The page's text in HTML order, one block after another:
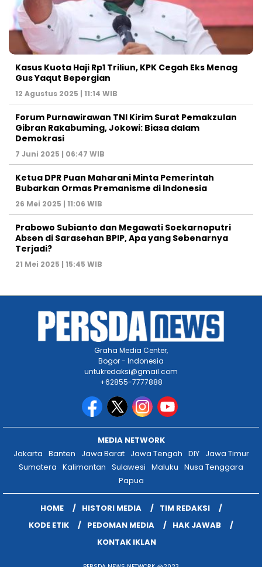
Kasus Kuota Haji Rp1 Triliun, KPK Cegah Eks Menag
Gus Yaqut Bepergian
12 Agustus 2025 | 11:14 WIB
Forum Purnawirawan TNI Kirim Surat Pemakzulan
Gibran Rakabuming, Jokowi: Biasa dalam
Demokrasi
7 Juni 2025 | 06:47 WIB
Ketua DPR Puan Maharani Minta Pemerintah
Bubarkan Ormas Premanisme di Indonesia
26 Mei 2025 | 11:06 WIB
Prabowo Subianto dan Megawati Soekarnoputri
Absen di Sarasehan BPIP, Apa yang Sebenarnya
Terjadi?
21 Mei 2025 | 15:45 WIB
Graha Media Center,
Bogor - Indonesia
untukredaksi@gmail.com
+62855-7777888
MEDIA NETWORK
Jakarta Banten Jawa Barat Jawa Tengah DIY
Jawa Timur
Sumatera Kalimantan Sulawesi Maluku Nusa Tenggara
Papua
HOME HISTORI MEDIA
TIM REDAKSI
KODE ETIK
PEDOMAN MEDIA
HAK JAWAB
KONTAK IKLAN